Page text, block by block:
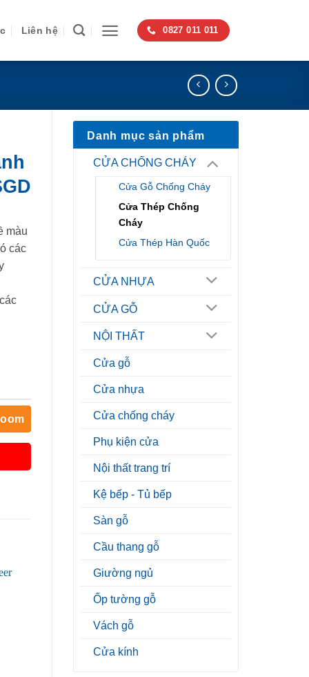
Liên hệ 0827 011 011
Danh mục sản phẩm
CỬA CHỐNG CHÁY
Cửa Gỗ Chống Cháy
Cửa Thép Chống
Cháy
Cửa Thép Hàn Quốc
CỬA NHỰA
CỬA GỖ
NỘI THẤT
Cửa gỗ
Cửa nhựa
Cửa chống cháy
Phụ kiện cửa
Nội thất trang trí
Kệ bếp - Tủ bếp
Sàn gỗ
Cầu thang gỗ
Giường ngủ
Ốp tường gỗ
Vách gỗ
Cửa kính
màu
các